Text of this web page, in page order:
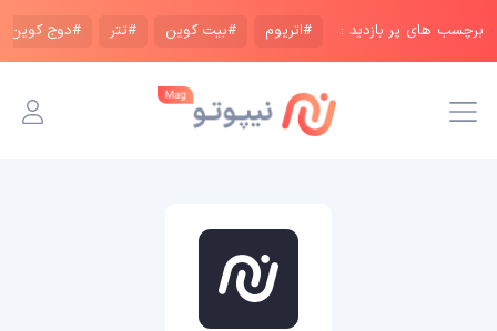
برچسب های پر بازدید : #اتریوم #بیت کوین #تتر #دوج کوین